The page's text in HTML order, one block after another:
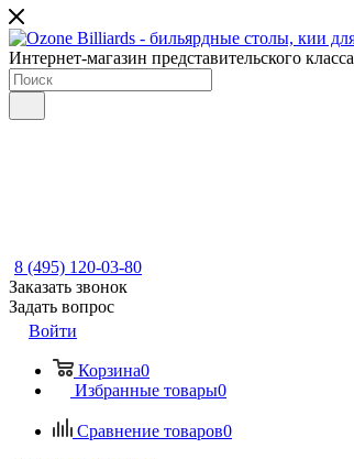
Интернет-магазин представительского класса
8 (495) 120-03-80
Заказать звонок
Задать вопрос
Войти
Корзина0
Избранные товары0
Сравнение товаров0